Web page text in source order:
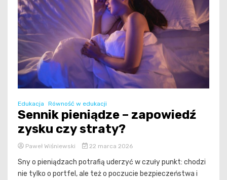
Edukacja Równość w edukacji
Sennik pieniądze – zapowiedź
zysku czy straty?
Paweł Wiśniewski 22 marca 2026
Sny o pieniądzach potrafią uderzyć w czuły punkt: chodzi
nie tylko o portfel, ale też o poczucie bezpieczeństwa i